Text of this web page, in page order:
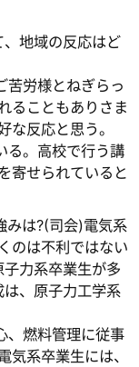
地域の反応はど
苦労様とねぎらっ
ることもありさま
な反応と思う。
る。高校で行う講
寄せられていると
みは?(司会)電気系
のは不利ではない
力系卒業生が多
、原子力工学系
、燃料管理に従事
気系卒業生には、